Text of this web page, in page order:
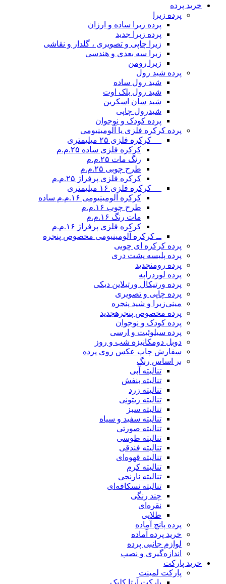
خرید پرده
پرده زبرا
پرده زبرا ساده و ارزان
پرده زبرا جدید
زبرا چاپی و تصویری ، گلدار و نقاشی
زبرا سه بعدی و هندسی
زبرا رومن
پرده شید رول
شید رول ساده
شید رول بلک اوت
شید سان اسکرین
شیدرول چاپی
پرده کودک و نوجوان
پرده کرکره فلزی یا آلومینیومی
__ کرکره فلزی ۲۵ میلیمتری
کرکره فلزی ساده ۲۵.م.م
رنگ مات ۲۵.م.م
طرح چوبی ۲۵.م.م
کرکره فلزی پرفراژ ۲۵.م.م
__ کرکره فلزی ۱۶ میلیمتری
کرکره آلومینیومی ۱۶.م.م ساده
طرح چوب ۱۶.م.م
مات رنگ ۱۶.م.م
کرکره فلزی پرفراژ ۱۶.م.م
ــ کرکره آلومینیومی مخصوص پنجره
پرده کرکره ای چوبی
پرده پلیسه پشت دری
پرده رومنجدید
پرده لوردراپه
پرده ورتیکال ورتیلاین دیکی
پرده چاپی و تصویری
مینی‌زبرا و شید پنجره
پرده مخصوص پنجرهجدید
پرده کودک و نوجوان
پرده سیلوئیت و ارسی
دوبل دومکانیزه شب و روز
سفارش چاپ عکس روی پرده
بر اساس رنگ
تنالیته آبی
تنالیته بنفش
تنالیته زرد
تنالیته زیتونی
تنالیته سبز
تنالیته سفید و سیاه
تنالیته صورتی
تنالیته طوسی
تنالیته فندقی
تنالیته قهوه‌ای
تنالیته کرم
تنالیته نارنجی
تنالیته نسکافه‌ای
چند رنگی
نقره‌ای
طلایی
پرده پانچ آماده
خرید پرده آماده
لوازم جانبی پرده
اندازه‌گیری و نصب
خرید پارکت
پارکت لمینت
پارکت آرتا کلیک